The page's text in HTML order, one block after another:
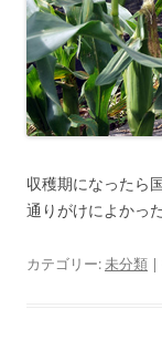
収穫期になったら
通りがけによかっ
カテゴリー:未分類 |